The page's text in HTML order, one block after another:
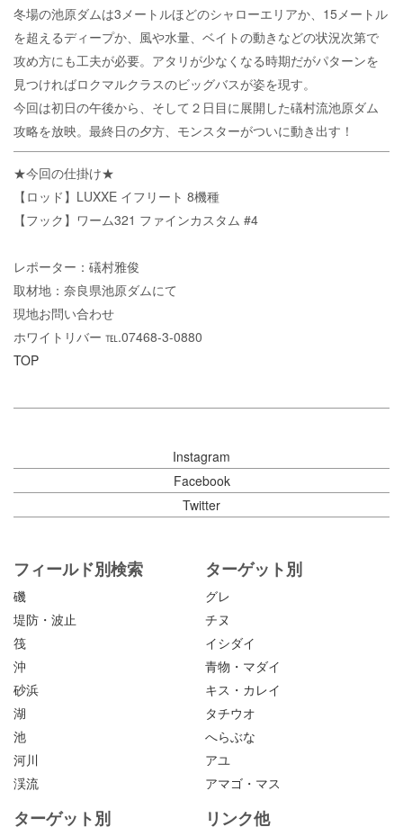
冬場の池原ダムは3メートルほどのシャローエリアか、15メートル
を超えるディープか、風や水量、ベイトの動きなどの状況次第で
攻め方にも工夫が必要。アタリが少なくなる時期だがパターンを
見つければロクマルクラスのビッグバスが姿を現す。
今回は初日の午後から、そして２日目に展開した礒村流池原ダム
攻略を放映。最終日の夕方、モンスターがついに動き出す！
★今回の仕掛け★
【ロッド】LUXXE イフリート 8機種
【フック】ワーム321 ファインカスタム #4
レポーター：礒村雅俊
取材地：奈良県池原ダムにて
現地お問い合わせ
ホワイトリバー ℡.07468-3-0880
TOP
Instagram
Facebook
Twitter
フィールド別検索
磯
堤防・波止
筏
沖
砂浜
湖
池
河川
渓流
ターゲット別
グレ
チヌ
イシダイ
青物・マダイ
キス・カレイ
タチウオ
へらぶな
アユ
アマゴ・マス
ターゲット別 リンク他